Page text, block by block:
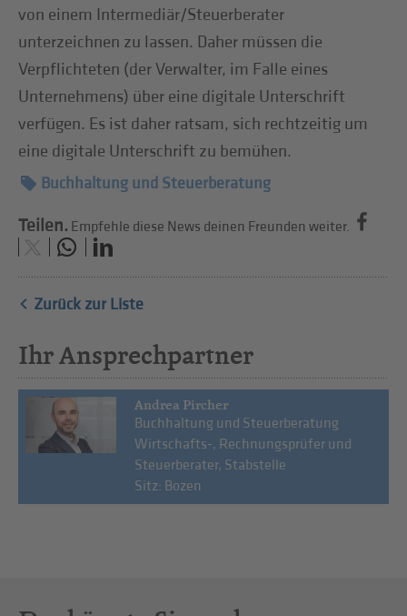
von einem Intermediär/Steuerberater
unterzeichnen zu lassen. Daher müssen die
Verpflichteten (der Verwalter, im Falle eines
Unternehmens) über eine digitale Unterschrift
verfügen. Es ist daher ratsam, sich rechtzeitig um
eine digitale Unterschrift zu bemühen.
Buchhaltung und Steuerberatung
Teilen. Empfehle diese News deinen Freunden weiter.
Zurück zur Liste
Ihr Ansprechpartner
Andrea Pircher
Buchhaltung und Steuerberatung
Wirtschafts-, Rechnungsprüfer und
Steuerberater, Stabstelle
Sitz: Bozen